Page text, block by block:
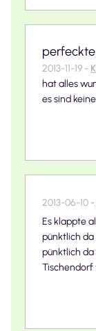
2013-11-19 -
hat alles
es sind
2013-06-10 -
Es klappte
pünktlich da
pünktlich da